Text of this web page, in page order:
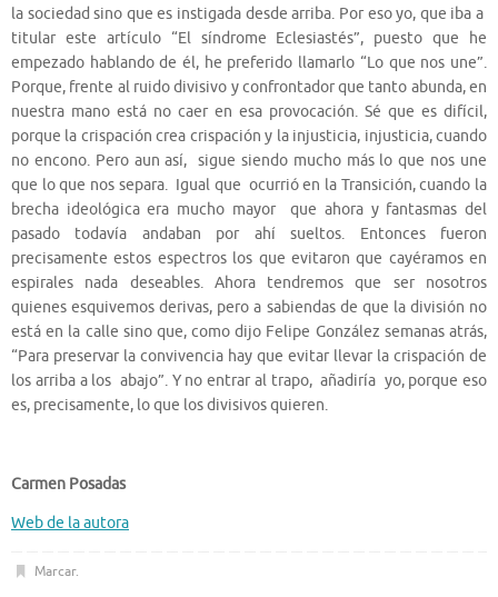
la sociedad sino que es instigada desde arriba. Por eso yo, que iba a
titular este artículo “El síndrome Eclesiastés”, puesto que he
empezado hablando de él, he preferido llamarlo “Lo que nos une”.
Porque, frente al ruido divisivo y confrontador que tanto abunda, en
nuestra mano está no caer en esa provocación. Sé que es difícil,
porque la crispación crea crispación y la injusticia, injusticia, cuando
no encono. Pero aun así, sigue siendo mucho más lo que nos une
que lo que nos separa. Igual que ocurrió en la Transición, cuando la
brecha ideológica era mucho mayor que ahora y fantasmas del
pasado todavía andaban por ahí sueltos. Entonces fueron
precisamente estos espectros los que evitaron que cayéramos en
espirales nada deseables. Ahora tendremos que ser nosotros
quienes esquivemos derivas, pero a sabiendas de que la división no
está en la calle sino que, como dijo Felipe González semanas atrás,
“Para preservar la convivencia hay que evitar llevar la crispación de
los arriba a los abajo”. Y no entrar al trapo, añadiría yo, porque eso
es, precisamente, lo que los divisivos quieren.
Carmen Posadas
Web de la autora
Marcar.